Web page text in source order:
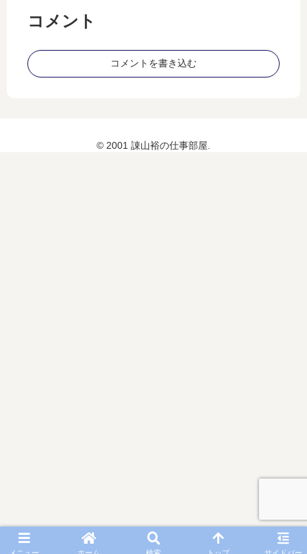
コメント
コメントを書き込む
© 2001 諌山裕の仕事部屋.
メニュー ホーム 検索 トップ サイドバー